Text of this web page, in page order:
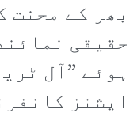
بھر کے محنت
حقیقی
ہوئے ”آل
ایشنز